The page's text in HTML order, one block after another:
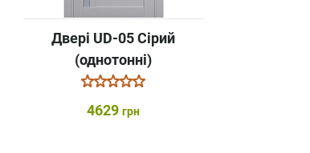
Двері UD-05 Сірий
(однотонні)
4629грн